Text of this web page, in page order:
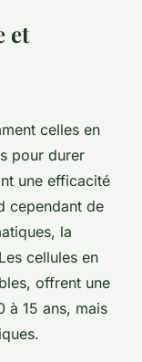
et
celles en
pour durer
une efficacité
cependant de
la
cellules en
offrent une
à 15 ans, mais